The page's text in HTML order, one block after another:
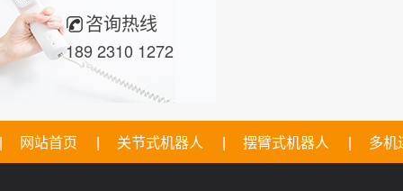
咨询热线
189 2310 1272
网站首页 关节式机器人 摆臂式机器人 多机